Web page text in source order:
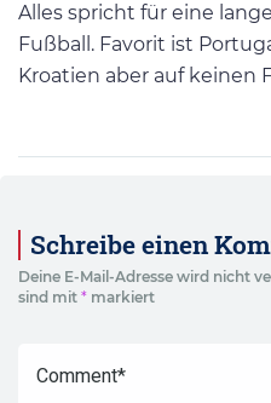
Alles spricht für eine
Fußball. Favorit ist
Kroatien aber auf keinen
Schreibe einen
Deine E-Mail-Adresse wird nicht
sind mit * markiert